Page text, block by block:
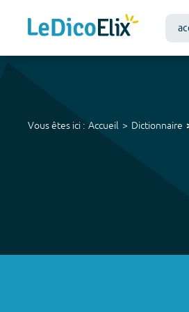
Vous êtes ici : Accueil Dictionnaire